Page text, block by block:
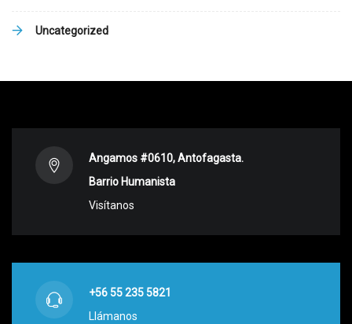
Uncategorized
Angamos #0610, Antofagasta.
Barrio Humanista
Visítanos
+56 55 235 5821
Llámanos